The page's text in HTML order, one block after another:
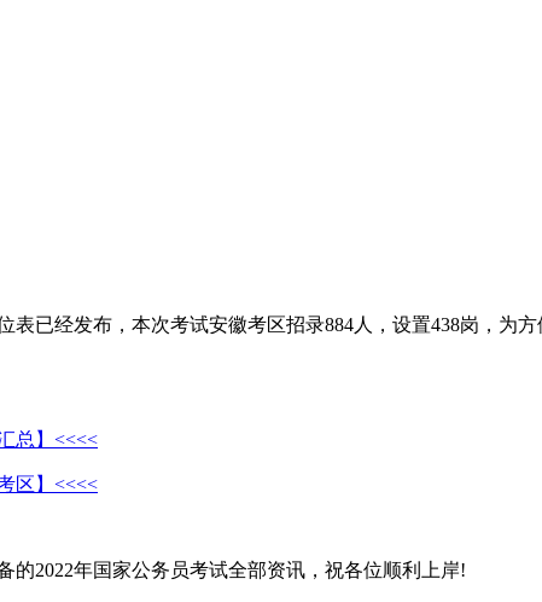
表已经发布，本次考试安徽考区招录884人，设置438岗，
总】<<<<
区】<<<<
的2022年国家公务员考试全部资讯，祝各位顺利上岸!